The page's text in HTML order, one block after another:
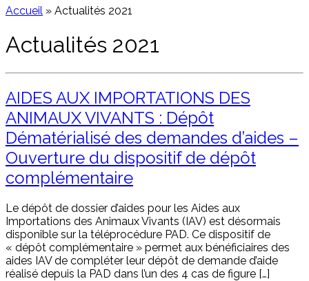
Accueil » Actualités 2021
Actualités 2021
AIDES AUX IMPORTATIONS DES
ANIMAUX VIVANTS : Dépôt
Dématérialisé des demandes d’aides –
Ouverture du dispositif de dépôt
complémentaire
Le dépôt de dossier d’aides pour les Aides aux
Importations des Animaux Vivants (IAV) est désormais
disponible sur la téléprocédure PAD. Ce dispositif de
« dépôt complémentaire » permet aux bénéficiaires des
aides IAV de compléter leur dépôt de demande d’aide
réalisé depuis la PAD dans l’un des 4 cas de figure […]